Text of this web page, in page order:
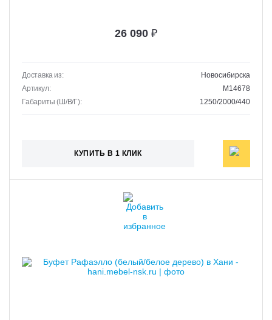
26 090 ₽
Доставка из:
Новосибирска
Артикул:
M14678
Габариты (Ш/В/Г):
1250/2000/440
КУПИТЬ В 1 КЛИК